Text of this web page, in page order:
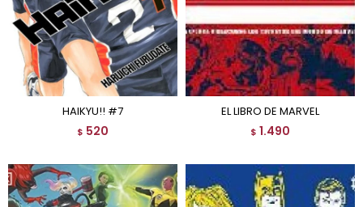
HAIKYU!! #7
$ 520
EL LIBRO DE MARVEL
$ 1.490